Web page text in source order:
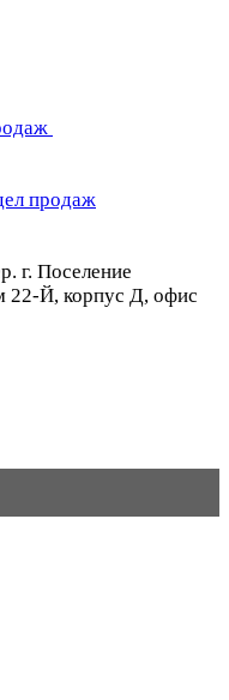
продаж
г. Поселение
22-Й, корпус Д, офис